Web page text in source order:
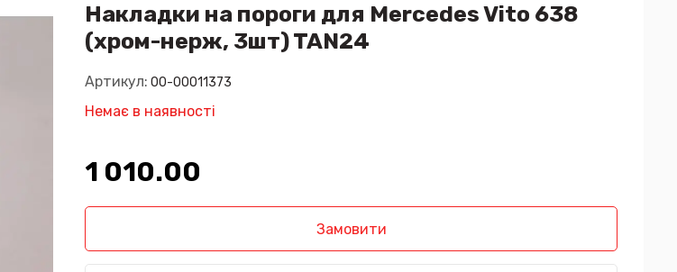
Накладки на пороги для Mercedes Vito 638
(хром-нерж, 3шт) TAN24
Артикул: 00-00011373
Немає в наявності
1 010.00₴
Замовити